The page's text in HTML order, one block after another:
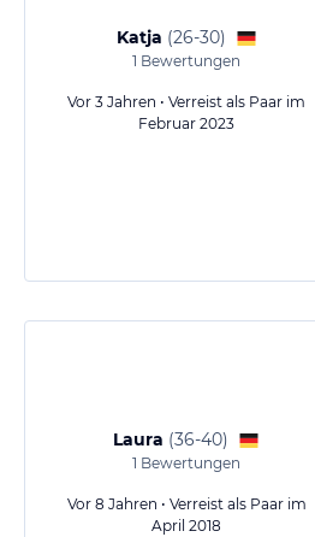
Katja (26-30)
1 Bewertungen
Vor 3 Jahren • Verreist als Paar im
Februar 2023
Laura (36-40)
1 Bewertungen
Vor 8 Jahren • Verreist als Paar im
April 2018